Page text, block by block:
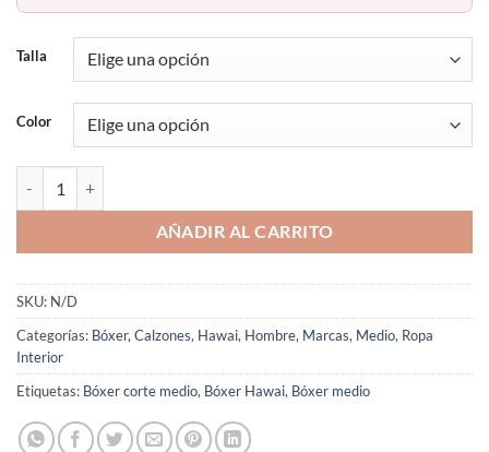
Talla
Color
AÑADIR AL CARRITO
SKU: N/D
Categorías: Bóxer,Calzones, Hawai, Hombre, Marcas, Medio, Ropa
Interior
Etiquetas: Bóxer corte medio, Bóxer Hawai, Bóxer medio